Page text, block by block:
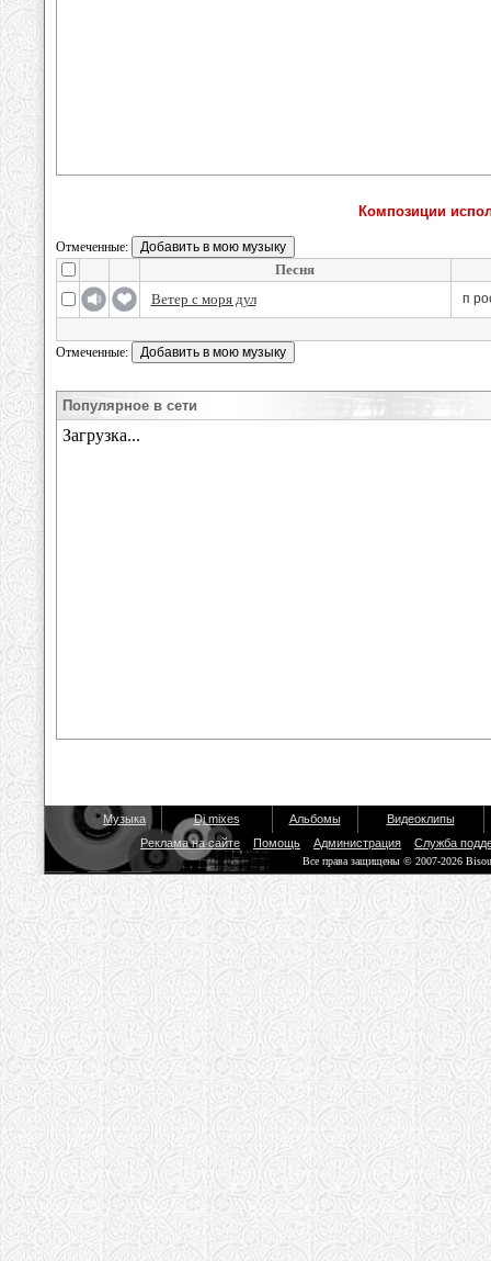
Композиции
Отмеченные:
Песня
Ветер с моря дул
п
Отмеченные:
Популярное в сети
Музыка Dj mixes Альбомы
Видеоклипы
Реклама на сайте
Помощь Администрация Служба
Все права защищены © 2007-2026